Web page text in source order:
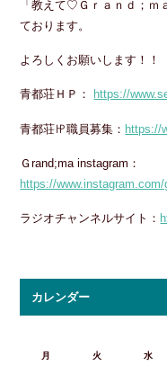
「教えて♡Ｇｒａｎｄ；ｍ
ております。
よろしくお願いします！！
青都荘ＨＰ： https://
青都荘㏋職員募集： https://
Ｇrand;ma instagram：
https://
ラジオチャンネルサイト：
カレンダー
月 火 水